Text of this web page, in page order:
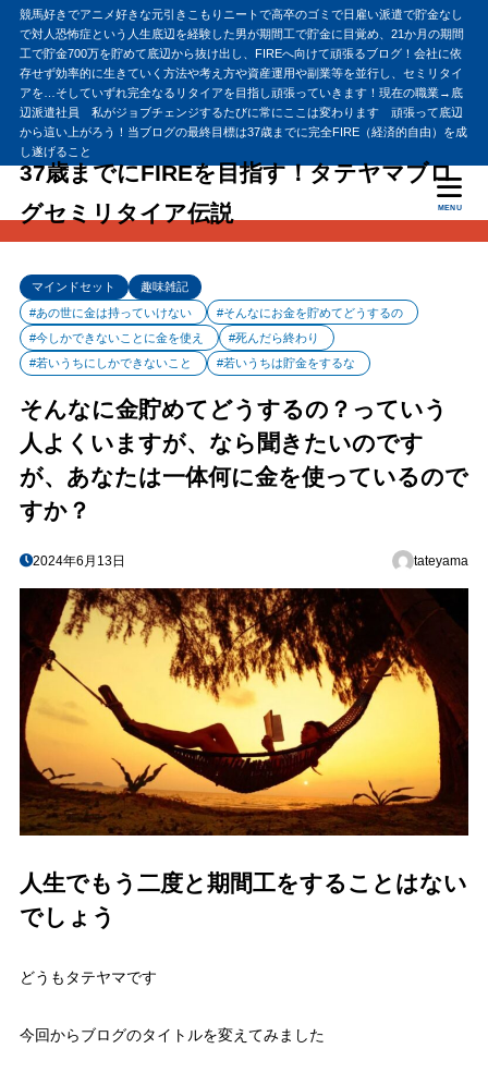
競馬好きでアニメ好きな元引きこもりニートで高卒のゴミで日雇い派遣で貯金なし
で対人恐怖症という人生底辺を経験した男が期間工で貯金に目覚め、21か月の期間
工で貯金700万を貯めて底辺から抜け出し、FIREへ向けて頑張るブログ！会社に依
存せず効率的に生きていく方法や考え方や資産運用や副業等を並行し、セミリタイ
アを…そしていずれ完全なるリタイアを目指し頑張っていきます！現在の職業→底
辺派遣社員 私がジョブチェンジするたびに常にここは変わります 頑張って底辺
から這い上がろう！当ブログの最終目標は37歳までに完全FIRE（経済的自由）を成
し遂げること
37歳までにFIREを目指す！タテヤマブロ
グセミリタイア伝説
MENU
マインドセット
趣味雑記
#あの世に金は持っていけない
#そんなにお金を貯めてどうするの
#今しかできないことに金を使え
#死んだら終わり
#若いうちにしかできないこと
#若いうちは貯金をするな
そんなに金貯めてどうするの？っていう
人よくいますが、なら聞きたいのです
が、あなたは一体何に金を使っているので
すか？
2024年6月13日 tateyama
人生でもう二度と期間工をすることはない
でしょう
どうもタテヤマです
今回からブログのタイトルを変えてみました